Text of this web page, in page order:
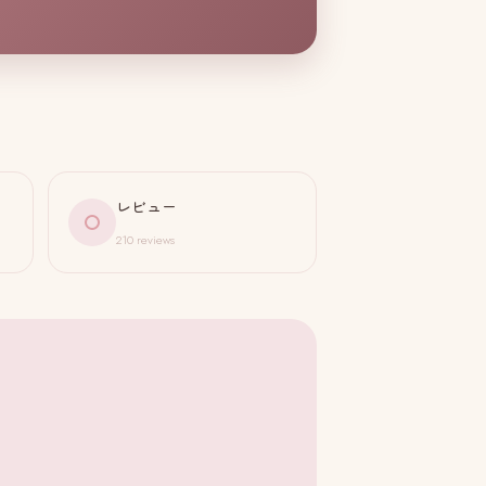
レビュー
210 reviews